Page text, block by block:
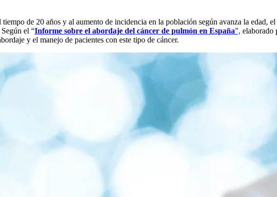
de 20 años y al aumento de incidencia en la población según avanza la edad,
el “Informe sobre el abordaje del cáncer de pulmón en España”, elaborado
y el manejo de pacientes con este tipo de cáncer.